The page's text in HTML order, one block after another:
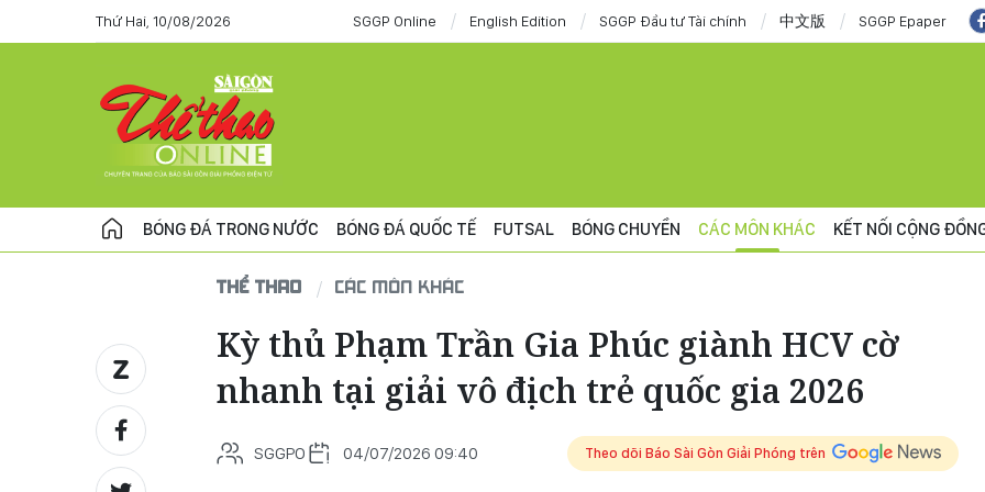
Thứ Hai, 10/08/2026 SGGP Online English Edition SGGP Đầu tư Tài chính 中文版 SGGP Epaper
BÓNG ĐÁ TRONG NƯỚC BÓNG ĐÁ QUỐC TẾ FUTSAL BÓNG CHUYỀN CÁC MÔN KHÁC KẾT NỐI CỘNG
THỂ THAO CÁC MÔN KHÁC
Kỳ thủ Phạm Trần Gia Phúc giành HCV cờ
nhanh tại giải vô địch trẻ quốc gia 2026
SGGPO 04/07/2026 09:40 Theo dõi Báo Sài Gòn Giải Phóng trên